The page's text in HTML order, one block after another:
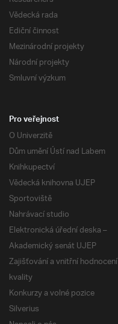
Vědecká rada
Ediční činnost
Mezinárodní projekty
Národní projekty
Smluvní výzkum
Pro veřejnost
O Univerzitě
Dům umění Ústí nad Labem
Knihkupectví
Vědecká knihovna UJEP
Sportoviště
Nahrávací studio
Elektronická úřední deska –
Akademický senát UJEP
Zajišťování a vnitřní hodnocení
kvality
Konkurzy a volné pozice
Silverius